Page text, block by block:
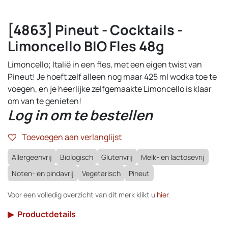
[4863] Pineut - Cocktails -
Limoncello BIO Fles 48g
Limoncello; Italië in een fles, met een eigen twist van
Pineut! Je hoeft zelf alleen nog maar 425 ml wodka toe te
voegen, en je heerlijke zelfgemaakte Limoncello is klaar
om van te genieten!
Log in om te bestellen
Toevoegen aan verlanglijst
Allergeenvrij Biologisch Glutenvrij
Melk- en lactosevrij
Noten- en pindavrij
Vegetarisch Pineut
Voor een volledig overzicht van dit merk klikt u hier.
▶ Productdetails